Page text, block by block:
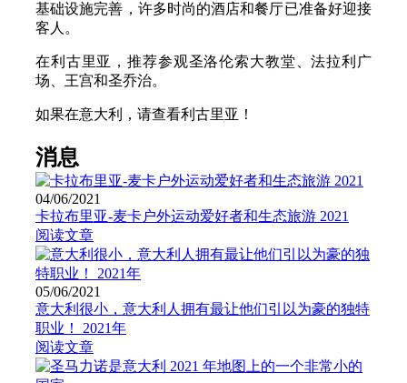
基础设施完善，许多时尚的酒店和餐厅已准备好迎接
客人。
在利古里亚，推荐参观圣洛伦索大教堂、法拉利广
场、王宫和圣乔治。
如果在意大利，请查看利古里亚！
消息
04/06/2021
卡拉布里亚-麦卡户外运动爱好者和生态旅游 2021
阅读文章
05/06/2021
意大利很小，意大利人拥有最让他们引以为豪的独特
职业！ 2021年
阅读文章